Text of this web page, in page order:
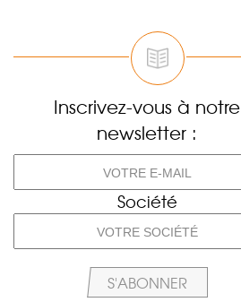
Inscrivez-vous à notre
newsletter :
Société